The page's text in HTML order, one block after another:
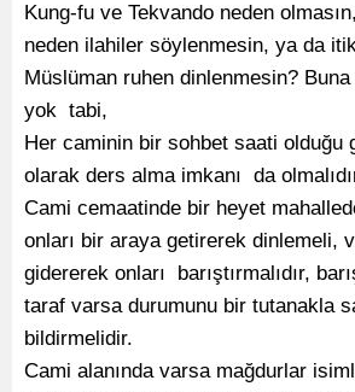
Kung-fu ve Tekvando neden
neden ilahiler söylenmesin, ya da
Müslüman ruhen dinlenmesin?
yok tabi,
Her caminin bir sohbet saati olduğu
olarak ders alma imkanı da
Cami cemaatinde bir heyet
onları bir araya getirerek dinlemeli,
gidererek onları barıştırmalıdır,
taraf varsa durumunu bir tutanakla
bildirmelidir.
Cami alanında varsa mağdurlar